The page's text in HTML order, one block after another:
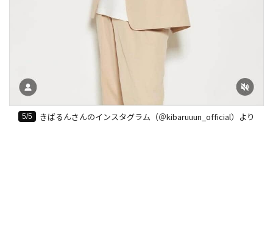
5/5 きばるんさんのインスタグラム（＠kibaruuun_official）より